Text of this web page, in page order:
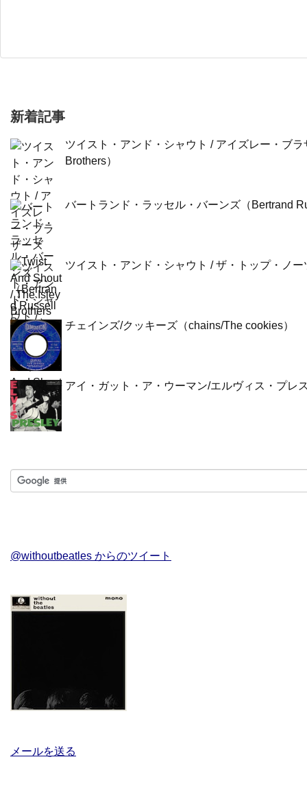
新着記事
ツイスト・アンド・シャウト / アイズレー・ブ
Brothers）
バートランド・ラッセル・バーンズ（Bertrand
ツイスト・アンド・シャウト / ザ・トップ・ノ
チェインズ/クッキーズ（chains/The cookies）
アイ・ガット・ア・ウーマン/エルヴィス・プレ
@withoutbeatles からのツイート
メールを送る